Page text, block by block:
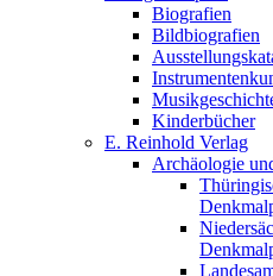
Biografien
Bildbiografien
Kinderbücher
E. Reinhold Verlag
Archäologie